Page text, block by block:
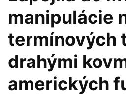
manipulácie
termínových
drahými
amerických